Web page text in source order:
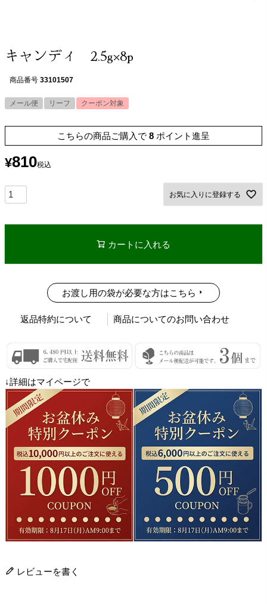
キャンディ 2.5g×8p
商品番号 33101507
メール便 リーフ クーポン対象
こちらの商品ご購入で 8 ポイント進呈
¥810税込
お気に入りに登録する
カートに入れる
お渡し用の袋が必要な方はこちら
返品特約について 商品についてのお問い合わせ
↓詳細はマイページで
レビューを書く